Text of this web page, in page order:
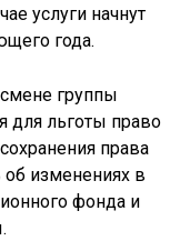
услуги начнут
года.
группы
для льготы право
права
об изменениях в
фонда и